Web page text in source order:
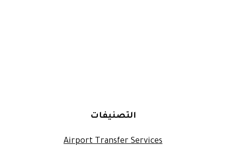
التصنيفات
Airport Transfer Services